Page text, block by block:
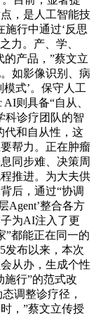
，是人工智能技
行中通过‘反思
力。产、学、
的产品，”蔡文立
如影像识别、病
式’。保守人工
则具备“自从、
科诊疗团队的智
代和自从性，这
帮力。正在肿瘤
同步难、决策周
推进。为大夫供
后，通过“协调
Agent’整合各方
为AI注入了更
”都能正在同一的
发布以来，本次
从办，生成个性
施行”的范式改
调整诊疗径，
，”蔡文立传授